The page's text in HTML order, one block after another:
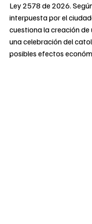
Ley 2578 de 2026.
interpuesta por el
cuestiona la creación
una celebración del
posibles efectos